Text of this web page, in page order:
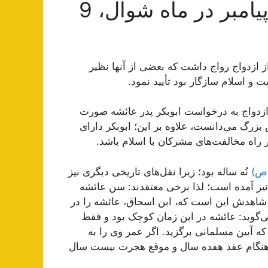
آیا عایشه در زمان ازدواج با پیامبر در ماه شوال، 9
رواج داشت که بعضی از آنها نظیر
و اسلام سازگار بود تأیید نمود.
ازدواج به درخواست ابوبکر پدر عائشه صورت
می‌دانست، علاوه بر این؛ ابوبکر دارای
راه مخالفت‌های مشرکان با اسلام باشد.
(ص) نُه ساله بود؛ زیرا نقل‌های تاریخی دیگری نیز
نیز آمده است؛ لذا برخی معتقدند: سن عائشه
شاهدش این است که، ابن اسحاق، عائشه را در
عائشه در این زمان کوچک بود و فقط
مسلمانى برگزید. اگر عمر وى را به
عقد هفده سال و موقع هجرت بیست سال